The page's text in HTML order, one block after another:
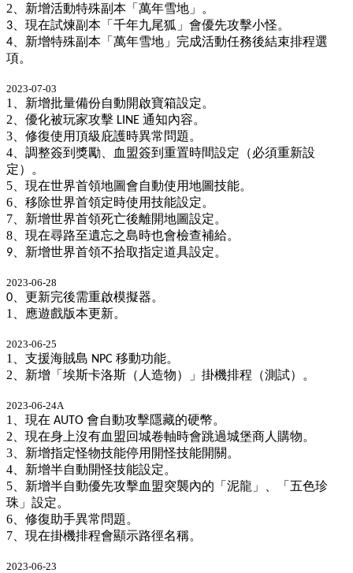
2 、新增活動特殊副本「萬年雪地」。
3 、現在試煉副本「千年九尾狐」會優先攻擊小怪。
4 、新增特殊副本「萬年雪地」完成活動任務後結束排程選
項。
2023-07-03
1
、新增批量備份自動開啟寶箱設定。
2 、優化被玩家攻擊 LINE 通知內容。
3 、修復使用頂級庇護時異常問題。
4 、調整簽到獎勵、血盟簽到重置時間設定（必須重新設
定）。
5 、現在世界首領地圖會自動使用地圖技能。
6 、移除世界首領定時使用技能設定。
7 、新增世界首領死亡後離開地圖設定。
8 、現在尋路至遺忘之島時也會檢查補給。
9 新增世界首領不拾取指定道具設定。
2023-06-28
0 、更新完後需重啟模擬器。
1
、應遊戲版本更新。
2023-06-25
1 、支援海賊島 NPC 移動功能。
2 、新增「埃斯卡洛斯（人造物）」掛機排程（測試）。
2023-06-24A
1 、現在 AUTO 會自動攻擊隱藏的硬幣。
2 、現在身上沒有血盟回城卷軸時會跳過城堡商人購物。
3 、新增指定怪物技能停用開怪技能開關。
4 、新增半自動開怪技能設定。
5 、新增半自動優先攻擊血盟突襲內的「泥龍」、「五色珍
珠」設定。
6 、修復助手異常問題。
7 、現在掛機排程會顯示路徑名稱。
2023-06-23